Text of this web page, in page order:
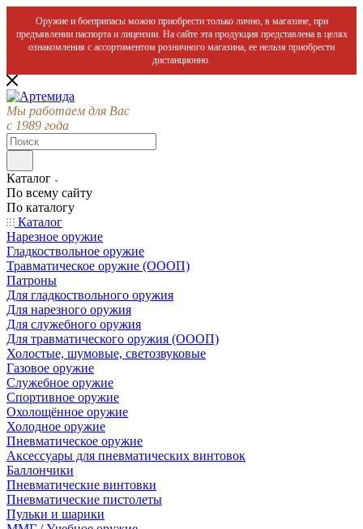
Оружие и боеприпасы можно приобрести только лично, в магазине, при
предъявлении паспорта и лицензии. На сайте эта продукция представлена в целях
ознакомления с ассортиментом розничного магазина, ее нельзя приобрести
дистанционно.
Мы работаем для Вас
с 1989 года
Каталог
По всему сайту
По каталогу
Каталог
Нарезное оружие
Гладкоствольное оружие
Травматическое оружие (ОООП)
Патроны
Для гладкоствольного оружия
Для нарезного оружия
Для служебного оружия
Для травматического оружия (ОООП)
Холостые, шумовые, светозвуковые
Газовое оружие
Служебное оружие
Спортивное оружие
Охолощённое оружие
Холодное оружие
Пневматическое оружие
Аксессуары для пневматических винтовок
Баллончики
Пневматические винтовки
Пневматические пистолеты
Пульки и шарики